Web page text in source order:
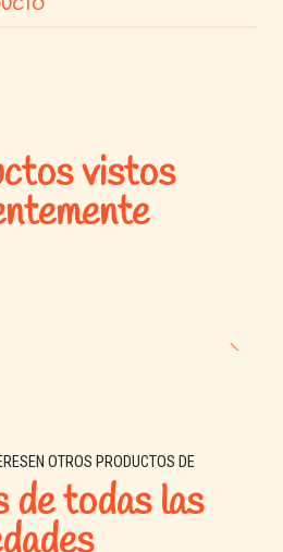
vistos
OTROS PRODUCTOS DE
todas las